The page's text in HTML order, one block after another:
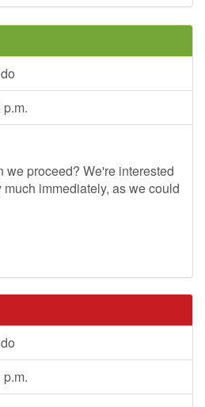
we proceed? We're interested
immediately, as we could